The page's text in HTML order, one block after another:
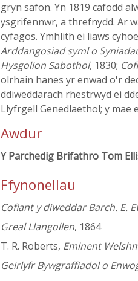
gryn safon. Yn 1819 cafodd
ysgrifennwr, a threfnydd. Ar
cyfagos. Ymhlith ei liaws
Arddangosiad syml o
Hysgolion Sabothol, 1830;
olrhain hanes yr enwad o'r
ddiweddarach rhestrwyd ei
Llyfrgell Genedlaethol; y mae
Awdur
Y Parchedig Brifathro Tom
Ffynonellau
Cofiant y diweddar Barch. E.
Greal Llangollen, 1864
T. R. Roberts, Eminent
Geirlyfr Bywgraffiadol o